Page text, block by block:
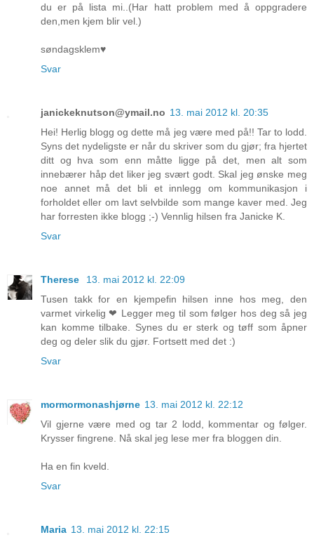
du er på lista mi..(Har hatt problem med å oppgradere
den,men kjem blir vel.)
søndagsklem♥
Svar
janickeknutson@ymail.no 13. mai 2012 kl. 20:35
Hei! Herlig blogg og dette må jeg være med på!! Tar to lodd.
Syns det nydeligste er når du skriver som du gjør; fra hjertet
ditt og hva som enn måtte ligge på det, men alt som
innebærer håp det liker jeg svært godt. Skal jeg ønske meg
noe annet må det bli et innlegg om kommunikasjon i
forholdet eller om lavt selvbilde som mange kaver med. Jeg
har forresten ikke blogg ;-) Vennlig hilsen fra Janicke K.
Svar
Therese
13. mai 2012 kl. 22:09
Tusen takk for en kjempefin hilsen inne hos meg, den
varmet virkelig ❤ Legger meg til som følger hos deg så jeg
kan komme tilbake. Synes du er sterk og tøff som åpner
deg og deler slik du gjør. Fortsett med det :)
Svar
mormormonashjørne 13. mai 2012 kl. 22:12
Vil gjerne være med og tar 2 lodd, kommentar og følger.
Krysser fingrene. Nå skal jeg lese mer fra bloggen din.
Ha en fin kveld.
Svar
Maria 13. mai 2012 kl. 22:15